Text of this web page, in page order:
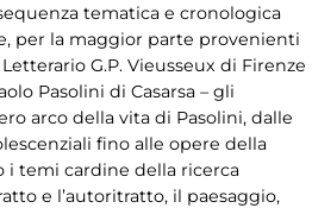
tematica e cronologica
per la maggior parte provenienti
G.P. Vieusseux di Firenze
Pasolini di Casarsa – gli
arco della vita di Pasolini, dalle
fino alle opere della
temi cardine della ricerca
e l’autoritratto, il paesaggio,